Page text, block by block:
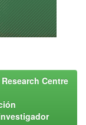
Centre